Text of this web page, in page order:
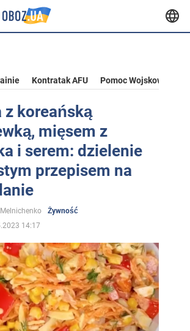
Kontratak AFU Pomoc Wojskowa Dla
z koreańską
mięsem z
i serem: dzielenie
przepisem na
Melnichenko
Żywność
14:17